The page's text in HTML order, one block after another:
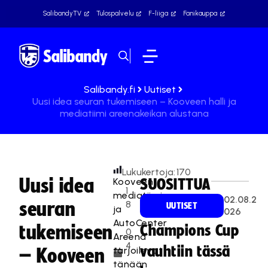
SalibandyTV Tulospalvelu F-liiga Fanikauppa
Salibandy.fi
Uutiset
Uusi idea seuran tukemiseen – Kooveen halli ja
mediatiimi areenakeikan alustana
Uusi idea
seuran
tukemiseen
– Kooveen
1
8
.
0
4
.
Lukukertoja:170
Kooveen
mediatiimi
ja
AutoCenter
Areena
tarjoilevat
tänään
SUOSITTUA
UUTISET
02.08.2
026
Champions Cup
vauhtiin tässä